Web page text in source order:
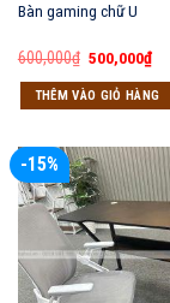
Bàn gaming chữ U
600,000₫ Giá
là:
600,000₫.
500,000₫Giá
hiện
tại
là:
THÊM VÀO GIỎ HÀNG
-15%